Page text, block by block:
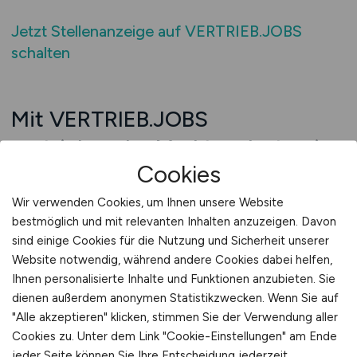
Jetzt Stellenanzeige auf VERTRIEB.JOBS
schalten
Mit VERTRIEB.JOBS
vertriebsnahe Marktanalysten ins
Unternehmen holen
Vertrieb ist mehr als Abschluss – er ist
Beobachtung, Deutung, Bewertung.
Unternehmen, die mit anspruchsvollen Kunden
arbeiten, brauchen Vertriebsmitarbeitende, die
wissen, wo der Markt steht – und wo er sich
hinentwickelt. VERTRIEB.JOBS bringt Ihre
Anzeige gezielt zu Menschen, die
Cookies
Wir verwenden Cookies, um Ihnen unsere Website
bestmöglich und mit relevanten Inhalten anzuzeigen. Davon
sind einige Cookies für die Nutzung und Sicherheit unserer
Website notwendig, während andere Cookies dabei helfen,
Ihnen personalisierte Inhalte und Funktionen anzubieten. Sie
dienen außerdem anonymen Statistikzwecken. Wenn Sie auf
"Alle akzeptieren" klicken, stimmen Sie der Verwendung aller
Cookies zu. Unter dem Link "Cookie-Einstellungen" am Ende